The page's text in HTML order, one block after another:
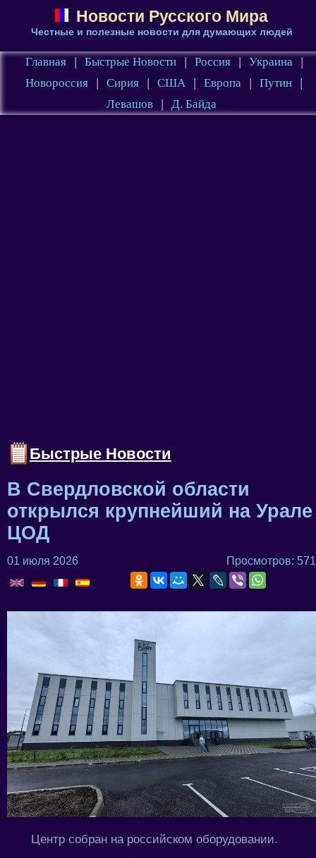
Новости Русского Мира
Честные и полезные новости для думающих людей
Главная | Быстрые Новости | Россия | Украина
|
Новороссия
| Сирия | США | Европа | Путин
|
Левашов
| Д. Байда
Быстрые Новости
В Свердловской области
открылся крупнейший на Урале
ЦОД
01 июля 2026 Просмотров: 571
Центр собран на российском оборудовании.